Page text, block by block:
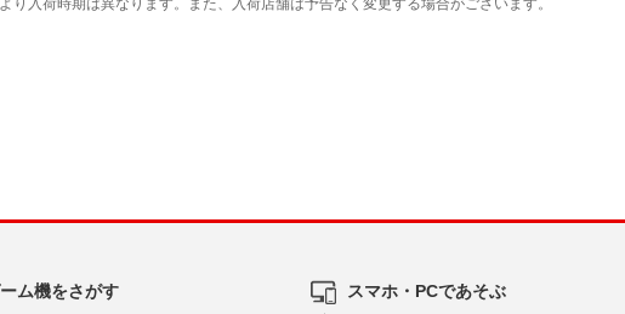
ム機をさがす スマホ・PCであそぶ